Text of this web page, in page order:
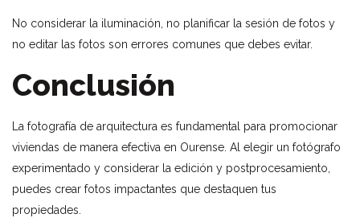
No considerar la iluminación, no planificar la sesión de fotos y
no editar las fotos son errores comunes que debes evitar.
Conclusión
La fotografía de arquitectura es fundamental para promocionar
viviendas de manera efectiva en Ourense. Al elegir un fotógrafo
experimentado y considerar la edición y postprocesamiento,
puedes crear fotos impactantes que destaquen tus
propiedades.